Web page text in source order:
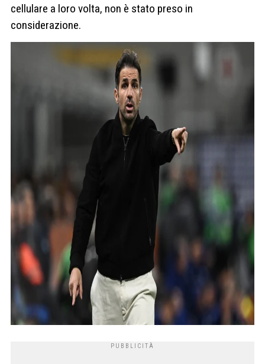
cellulare a loro volta, non è stato preso in
considerazione.